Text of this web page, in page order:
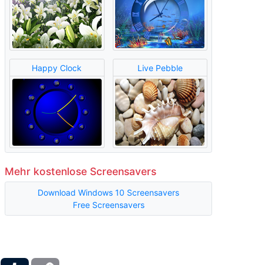
Happy Clock Live Pebble
Mehr kostenlose Screensavers
Download Windows 10 Screensavers
Free Screensavers